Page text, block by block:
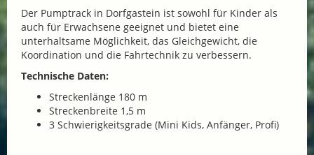
Der Pumptrack in Dorfgastein ist sowohl für Kinder als
auch für Erwachsene geeignet und bietet eine
unterhaltsame Möglichkeit, das Gleichgewicht, die
Koordination und die Fahrtechnik zu verbessern.
Technische Daten:
Streckenlänge 180 m
Streckenbreite 1,5 m
3 Schwierigkeitsgrade (Mini Kids, Anfänger, Profi)